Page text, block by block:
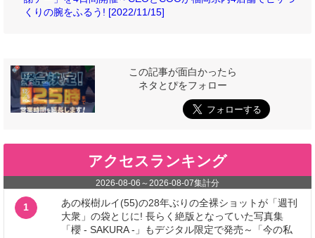
くりの腕をふるう! [2022/11/15]
この記事が面白かったら
ネタとぴをフォロー
アクセスランキング
2026-08-06 ～ 2026-08-07集計分
1
あの桜樹ルイ(55)の28年ぶりの全裸ショットが「週刊
大衆」の袋とじに! 長らく絶版となっていた写真集
「櫻 - SAKURA -」もデジタル限定で発売～「今の私